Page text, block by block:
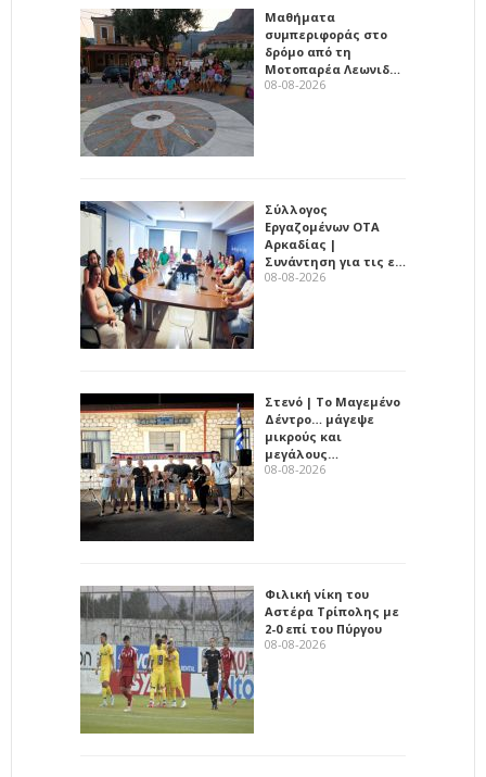
Μαθήματα
συμπεριφοράς στο
δρόμο από τη
Μοτοπαρέα Λεωνιδ…
08-08-2026
Σύλλογος
Εργαζομένων ΟΤΑ
Αρκαδίας |
Συνάντηση για τις ε…
08-08-2026
Στενό | Το Μαγεμένο
Δέντρο… μάγεψε
μικρούς και
μεγάλους…
08-08-2026
Φιλική νίκη του
Αστέρα Τρίπολης με
2-0 επί του Πύργου
08-08-2026